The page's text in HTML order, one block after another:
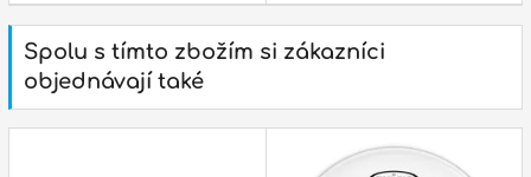
Spolu s tímto zbožím si zákazníci
objednávají také